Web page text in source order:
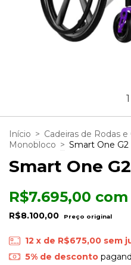
1
Início > Cadeiras de Rodas e
Monobloco > Smart One
Smart One
R$8.100,00
R$7.695,00 com
12 x de R$675,00 sem
5% de desconto